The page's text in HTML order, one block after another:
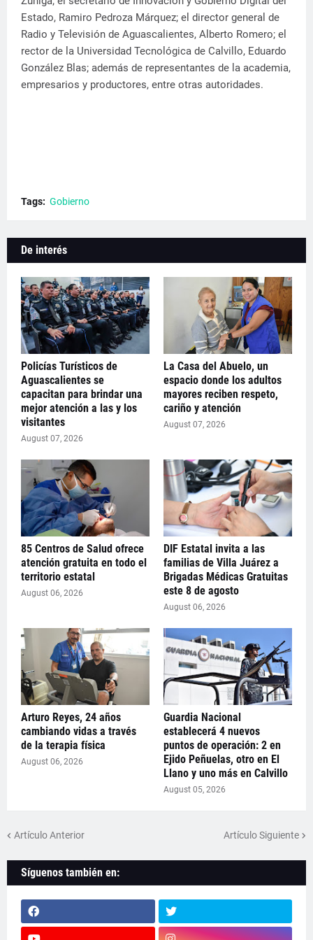
Estado, Ramiro Pedroza Márquez; el director general de
Radio y Televisión de Aguascalientes, Alberto Romero; el
rector de la Universidad Tecnológica de Calvillo, Eduardo
González Blas; además de representantes de la academia,
empresarios y productores, entre otras autoridades.
Tags: Gobierno
De interés
Policías Turísticos de
Aguascalientes se
capacitan para brindar una
mejor atención a las y los
visitantes
August 07, 2026
La Casa del Abuelo, un
espacio donde los adultos
mayores reciben respeto,
cariño y atención
August 07, 2026
85 Centros de Salud ofrece
atención gratuita en todo el
territorio estatal
August 06, 2026
DIF Estatal invita a las
familias de Villa Juárez a
Brigadas Médicas Gratuitas
este 8 de agosto
August 06, 2026
Arturo Reyes, 24 años
cambiando vidas a través
de la terapia física
August 06, 2026
Guardia Nacional
establecerá 4 nuevos
puntos de operación: 2 en
Ejido Peñuelas, otro en El
Llano y uno más en Calvillo
August 05, 2026
Artículo Anterior Artículo Siguiente
Síguenos también en: